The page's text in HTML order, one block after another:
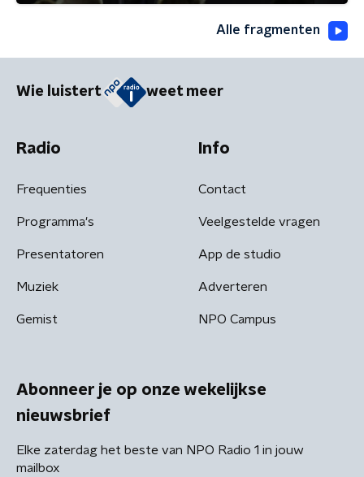
Alle fragmenten
Wie luistert weet meer
Radio
Frequenties
Programma's
Presentatoren
Muziek
Gemist
Info
Contact
Veelgestelde vragen
App de studio
Adverteren
NPO Campus
Abonneer je op onze wekelijkse
nieuwsbrief
Elke zaterdag het beste van NPO Radio 1 in jouw
mailbox